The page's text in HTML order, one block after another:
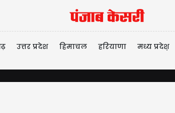
उत्तर प्रदेश हिमाचल हरियाणा मध्य प्रदेश़